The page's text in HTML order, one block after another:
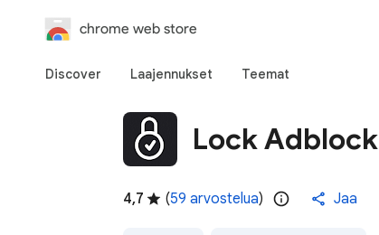
chrome web store
Discover Laajennukset Teemat
Lock Adblock
4,7 (59 arvostelua) Jaa